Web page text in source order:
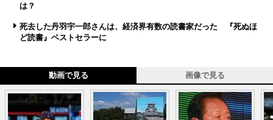
は？
死去した丹羽宇一郎さんは、経済界有数の読書家だった 『死ぬほ
ど読書』ベストセラーに
動画で見る 画像で見る